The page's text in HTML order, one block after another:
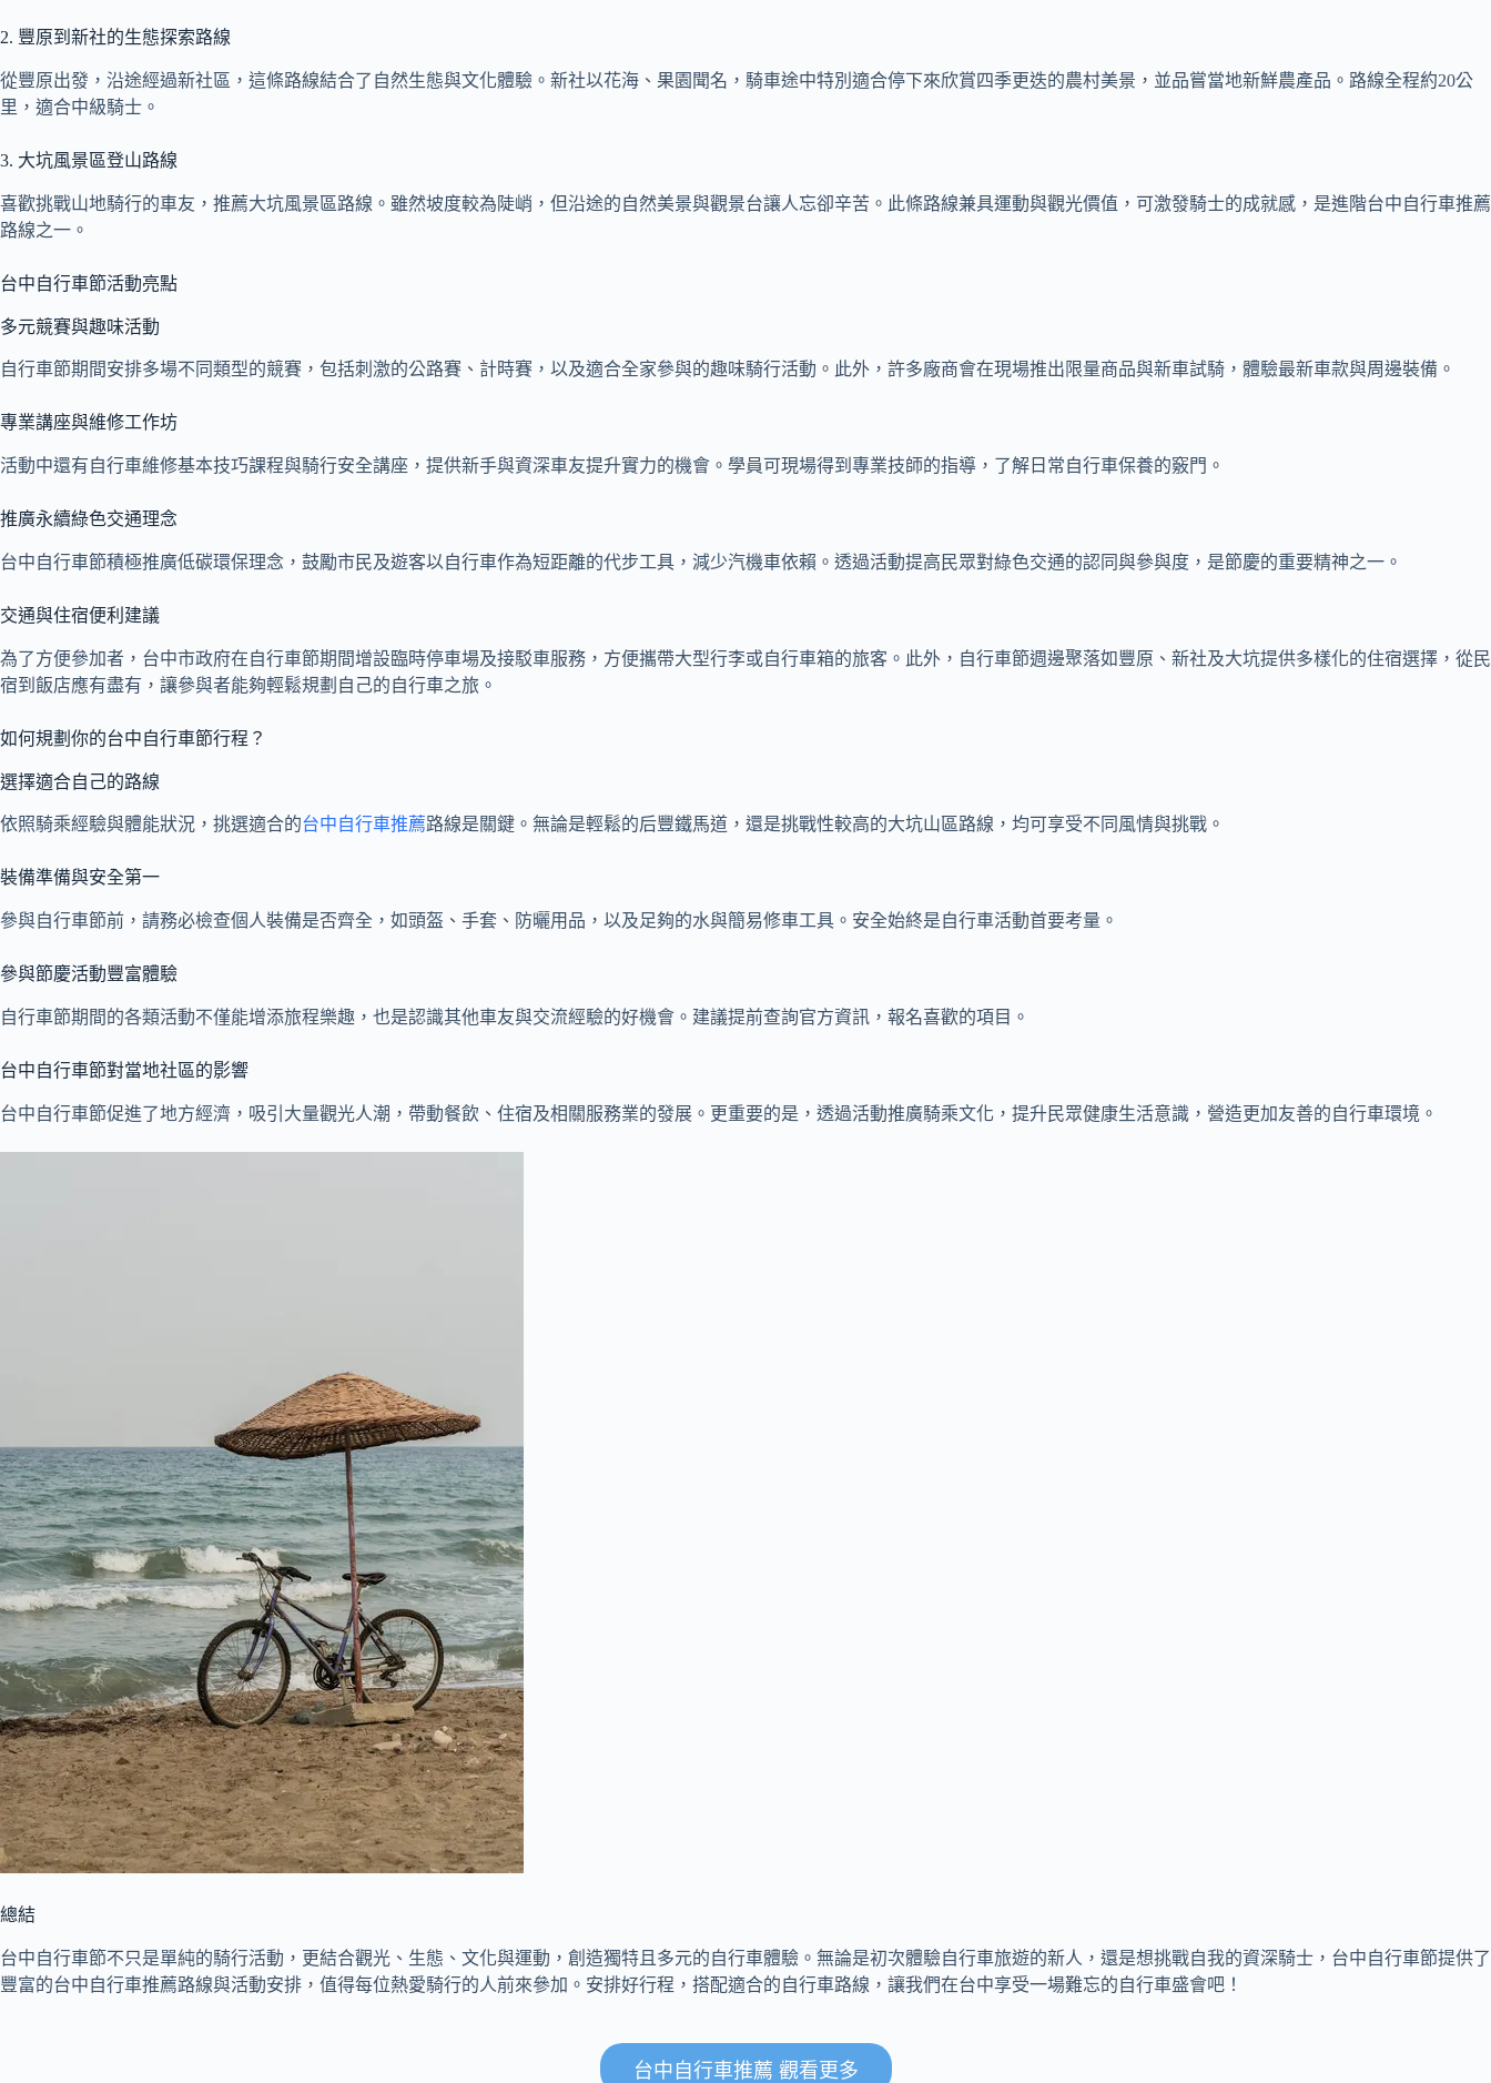
2. 豐原到新社的生態探索路線
從豐原出發，沿途經過新社區，這條路線結合了自然生態與文化體驗。新社以花海、果園聞名，騎車途中特別適合停下來欣賞四季更迭的農村美景，並品嘗當地新鮮農產品。路線全程約20公
里，適合中級騎士。
3. 大坑風景區登山路線
喜歡挑戰山地騎行的車友，推薦大坑風景區路線。雖然坡度較為陡峭，但沿途的自然美景與觀景台讓人忘卻辛苦。此條路線兼具運動與觀光價值，可激發騎士的成就感，是進階台中自行車推薦
路線之一。
台中自行車節活動亮點
多元競賽與趣味活動
自行車節期間安排多場不同類型的競賽，包括刺激的公路賽、計時賽，以及適合全家參與的趣味騎行活動。此外，許多廠商會在現場推出限量商品與新車試騎，體驗最新車款與周邊裝備。
專業講座與維修工作坊
活動中還有自行車維修基本技巧課程與騎行安全講座，提供新手與資深車友提升實力的機會。學員可現場得到專業技師的指導，了解日常自行車保養的竅門。
推廣永續綠色交通理念
台中自行車節積極推廣低碳環保理念，鼓勵市民及遊客以自行車作為短距離的代步工具，減少汽機車依賴。透過活動提高民眾對綠色交通的認同與參與度，是節慶的重要精神之一。
交通與住宿便利建議
為了方便參加者，台中市政府在自行車節期間增設臨時停車場及接駁車服務，方便攜帶大型行李或自行車箱的旅客。此外，自行車節週邊聚落如豐原、新社及大坑提供多樣化的住宿選擇，從民
宿到飯店應有盡有，讓參與者能夠輕鬆規劃自己的自行車之旅。
如何規劃你的台中自行車節行程？
選擇適合自己的路線
依照騎乘經驗與體能狀況，挑選適合的台中自行車推薦路線是關鍵。無論是輕鬆的后豐鐵馬道，還是挑戰性較高的大坑山區路線，均可享受不同風情與挑戰。
裝備準備與安全第一
參與自行車節前，請務必檢查個人裝備是否齊全，如頭盔、手套、防曬用品，以及足夠的水與簡易修車工具。安全始終是自行車活動首要考量。
參與節慶活動豐富體驗
自行車節期間的各類活動不僅能增添旅程樂趣，也是認識其他車友與交流經驗的好機會。建議提前查詢官方資訊，報名喜歡的項目。
台中自行車節對當地社區的影響
台中自行車節促進了地方經濟，吸引大量觀光人潮，帶動餐飲、住宿及相關服務業的發展。更重要的是，透過活動推廣騎乘文化，提升民眾健康生活意識，營造更加友善的自行車環境。
總結
台中自行車節不只是單純的騎行活動，更結合觀光、生態、文化與運動，創造獨特且多元的自行車體驗。無論是初次體驗自行車旅遊的新人，還是想挑戰自我的資深騎士，台中自行車節提供了
豐富的台中自行車推薦路線與活動安排，值得每位熱愛騎行的人前來參加。安排好行程，搭配適合的自行車路線，讓我們在台中享受一場難忘的自行車盛會吧！
台中自行車推薦 觀看更多